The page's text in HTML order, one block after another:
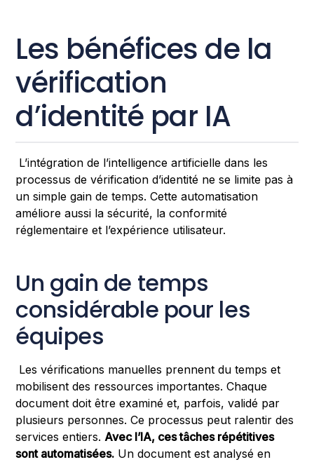
Les bénéfices de la
vérification
d’identité par IA
L’intégration de l’intelligence artificielle dans les
processus de vérification d’identité ne se limite pas à
un simple gain de temps. Cette automatisation
améliore aussi la sécurité, la conformité
réglementaire et l’expérience utilisateur.
Un gain de temps
considérable pour les
équipes
Les vérifications manuelles prennent du temps et
mobilisent des ressources importantes. Chaque
document doit être examiné et, parfois, validé par
plusieurs personnes. Ce processus peut ralentir des
services entiers.Avec l’IA, ces tâches répétitives
sont automatisées. Un document est analysé en